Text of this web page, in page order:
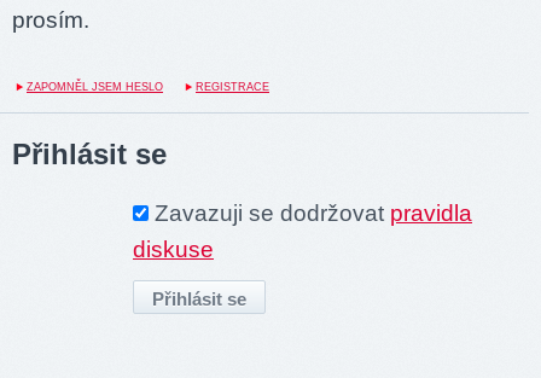
prosím.
ZAPOMNĚL JSEM HESLO REGISTRACE
Přihlásit se
Zavazuji se dodržovat pravidla
diskuse